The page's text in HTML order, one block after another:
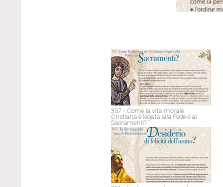
357 - Come la vita morale
Cristiana è legata alla Fede e ai
Sacramenti?